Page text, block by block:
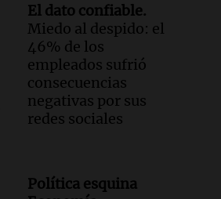
El dato confiable.
Miedo al despido: el
46% de los
empleados sufrió
consecuencias
negativas por sus
redes sociales
Política esquina